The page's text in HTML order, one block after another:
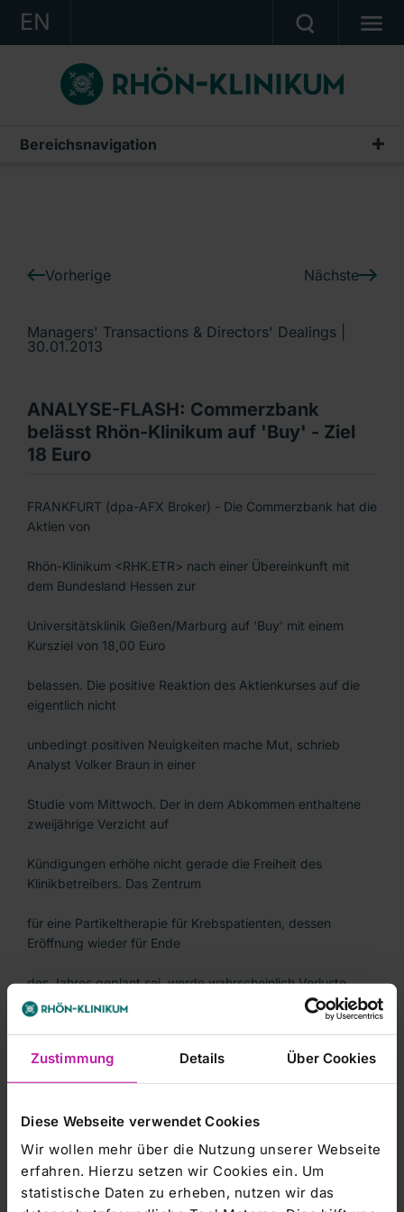
Zustimmung Details Über Cookies
Diese Webseite verwendet Cookies
Wir wollen mehr über die Nutzung unserer Webseite
erfahren. Hierzu setzen wir Cookies ein. Um
statistische Daten zu erheben, nutzen wir das
EN
KONZERN
KLINIKEN
KARRIERE
Ein Unternehmen der RHÖN-KLINIKUM AG
Bereichsnavigation
IR-News
Vorherige Nächste
Managers' Transactions & Directors' Dealings |
30.01.2013
ANALYSE-FLASH: Commerzbank
belässt Rhön-Klinikum auf 'Buy' - Ziel
18 Euro
FRANKFURT (dpa-AFX Broker) - Die Commerzbank hat die
Aktien von
Rhön-Klinikum <RHK.ETR> nach einer Übereinkunft mit
dem Bundesland Hessen zur
Universitätsklinik Gießen/Marburg auf 'Buy' mit einem
Kursziel von 18,00 Euro
belassen. Die positive Reaktion des Aktienkurses auf die
eigentlich nicht
unbedingt positiven Neuigkeiten mache Mut, schrieb
Analyst Volker Braun in einer
Studie vom Mittwoch. Der in dem Abkommen enthaltene
zweijährige Verzicht auf
Kündigungen erhöhe nicht gerade die Freiheit des
Klinikbetreibers. Das Zentrum
für eine Partikeltherapie für Krebspatienten, dessen
Eröffnung wieder für Ende
des Jahres geplant sei, werde wahrscheinlich Verluste
machen. Der Experte hofft
einspringe./fri/ck/rum